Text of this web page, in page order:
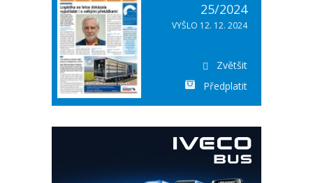
25/2024
VYŠLO 12. 12. 2024
Zvětšit
Předplatit